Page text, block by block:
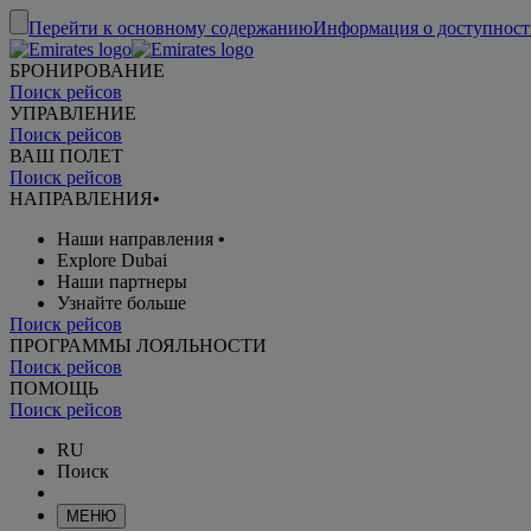
Перейти к основному содержаниюИнформация о
БРОНИРОВАНИЕ
Поиск рейсов
УПРАВЛЕНИЕ
Поиск рейсов
ВАШ ПОЛЕТ
Поиск рейсов
НАПРАВЛЕНИЯ•
Наши направления •
Explore Dubai
Наши партнеры
Узнайте больше
Поиск рейсов
ПРОГРАММЫ ЛОЯЛЬНОСТИ
Поиск рейсов
ПОМОЩЬ
Поиск рейсов
RU
Поиск
МЕНЮ